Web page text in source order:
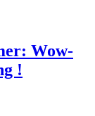
Wow-
!